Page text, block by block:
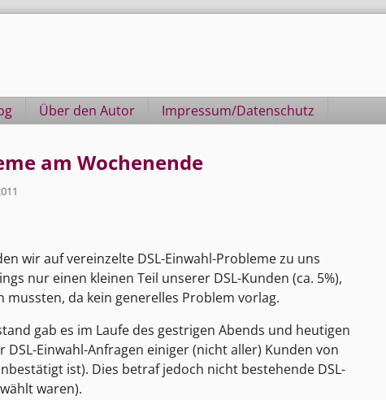
Über den Autor Impressum/Datenschutz
am Wochenende
wir auf vereinzelte DSL-Einwahl-Probleme zu uns
nur einen kleinen Teil unserer DSL-Kunden (ca. 5%),
da kein generelles Problem vorlag.
gab es im Laufe des gestrigen Abends und heutigen
Einwahl-Anfragen einiger (nicht aller) Kunden von
ist). Dies betraf jedoch nicht bestehende DSL-
waren).